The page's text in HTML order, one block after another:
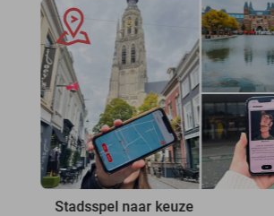
Stadsspel naar keuze